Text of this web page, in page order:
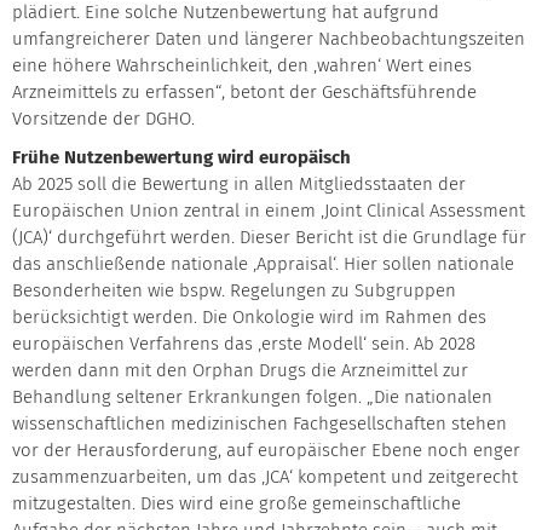
plädiert. Eine solche Nutzenbewertung hat aufgrund
umfangreicherer Daten und längerer Nachbeobachtungszeiten
eine höhere Wahrscheinlichkeit, den ‚wahren‘ Wert eines
Arzneimittels zu erfassen“, betont der Geschäftsführende
Vorsitzende der DGHO.
Frühe Nutzenbewertung wird europäisch
Ab 2025 soll die Bewertung in allen Mitgliedsstaaten der
Europäischen Union zentral in einem ‚Joint Clinical Assessment
(JCA)‘ durchgeführt werden. Dieser Bericht ist die Grundlage für
das anschließende nationale ‚Appraisal‘. Hier sollen nationale
Besonderheiten wie bspw. Regelungen zu Subgruppen
berücksichtigt werden. Die Onkologie wird im Rahmen des
europäischen Verfahrens das ‚erste Modell‘ sein. Ab 2028
werden dann mit den Orphan Drugs die Arzneimittel zur
Behandlung seltener Erkrankungen folgen. „Die nationalen
wissenschaftlichen medizinischen Fachgesellschaften stehen
vor der Herausforderung, auf europäischer Ebene noch enger
zusammenzuarbeiten, um das ‚JCA‘ kompetent und zeitgerecht
mitzugestalten. Dies wird eine große gemeinschaftliche